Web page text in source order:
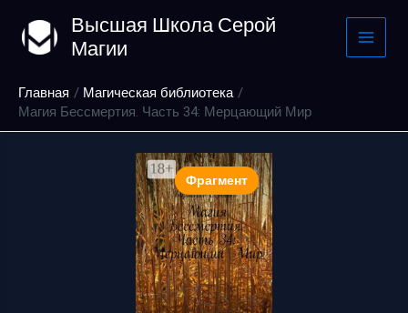
содержимому
Высшая Школа Серой
Магии
Главная
Магическая библиотека
Магия Бессмертия. Часть 34: Мерцающий Мир
Фрагмент